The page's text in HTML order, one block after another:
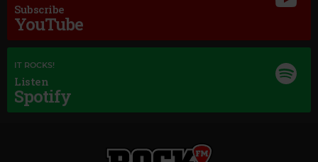
Subscribe
YouTube
IT ROCKS!
Listen
Spotify